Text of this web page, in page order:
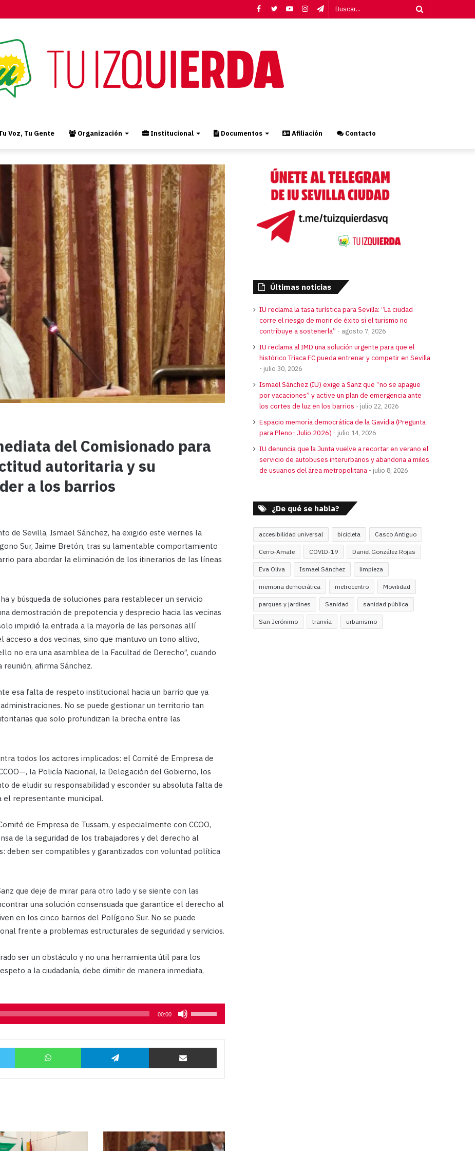
Telegram
Instagram
YouTube
Twitter
Facebook
Voz, Tu Gente Organización Institucional Documentos Afiliación Contacto
del Comisionado para
autoritaria y su
a los barrios
de Sevilla, Ismael Sánchez, ha exigido este viernes la
Sur, Jaime Bretón, tras su lamentable comportamiento
para abordar la eliminación de los itinerarios de las líneas
y búsqueda de soluciones para restablecer un servicio
demostración de prepotencia y desprecio hacia las vecinas
impidió la entrada a la mayoría de las personas allí
a dos vecinas, sino que mantuvo un tono altivo,
no era una asamblea de la Facultad de Derecho”, cuando
afirma Sánchez.
esa falta de respeto institucional hacia un barrio que ya
No se puede gestionar un territorio tan
que solo profundizan la brecha entre las
todos los actores implicados: el Comité de Empresa de
la Policía Nacional, la Delegación del Gobierno, los
de eludir su responsabilidad y esconder su absoluta falta de
el representante municipal.
de Empresa de Tussam, y especialmente con CCOO,
de la seguridad de los trabajadores y del derecho al
deben ser compatibles y garantizados con voluntad política
que deje de mirar para otro lado y se siente con las
una solución consensuada que garantice el derecho al
en los cinco barrios del Polígono Sur. No se puede
frente a problemas estructurales de seguridad y servicios.
ser un obstáculo y no una herramienta útil para los
a la ciudadanía, debe dimitir de manera inmediata,
00:00
las
de
arriba/abajo
disminuir
el
Twitter WhatsApp Telegram Compartir por correo
Últimas noticias
IU reclama la tasa turística para Sevilla: “La ciudad
corre el riesgo de morir de éxito si el turismo no
contribuye a sostenerla”
agosto 7, 2026
IU reclama al IMD una solución urgente para que el
histórico Triaca FC pueda entrenar y competir en Sevilla
julio 30, 2026
Ismael Sánchez (IU) exige a Sanz que “no se apague
por vacaciones” y active un plan de emergencia ante
los cortes de luz en los barrios
julio 22, 2026
Espacio memoria democrática de la Gavidia (Pregunta
para Pleno- Julio 2026)
julio 14, 2026
IU denuncia que la Junta vuelve a recortar en verano el
servicio de autobuses interurbanos y abandona a miles
de usuarios del área metropolitana
julio 8, 2026
¿De qué se habla?
accesibilidad universal bicicleta Casco Antiguo
Cerro-Amate COVID-19 Daniel González Rojas
Eva Oliva Ismael Sánchez limpieza
memoria democrática metrocentro Movilidad
parques y jardines Sanidad sanidad pública
San Jerónimo tranvía urbanismo